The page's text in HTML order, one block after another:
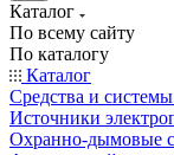
Каталог
По всему сайту
По каталогу
Каталог
Средства и
Источники
Охранно-дымовые